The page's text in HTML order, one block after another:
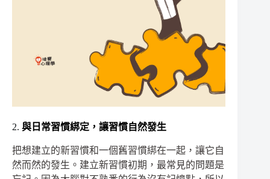
2. 與日常習慣綁定，讓習慣自然發生
把想建立的新習慣和一個舊習慣綁在一起，讓它自
然而然的發生。建立新習慣初期，最常見的問題是